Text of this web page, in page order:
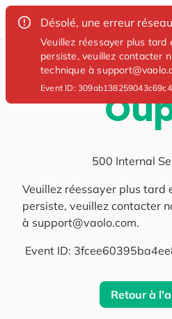
Désolé, une erreur
Veuillez réessayer plus tard
persiste, veuillez contacter
technique à
Event ID:
500 Internal
Veuillez réessayer plus tard
persiste, veuillez contacter
à support@vaolo.com.
Event ID:
Retour à